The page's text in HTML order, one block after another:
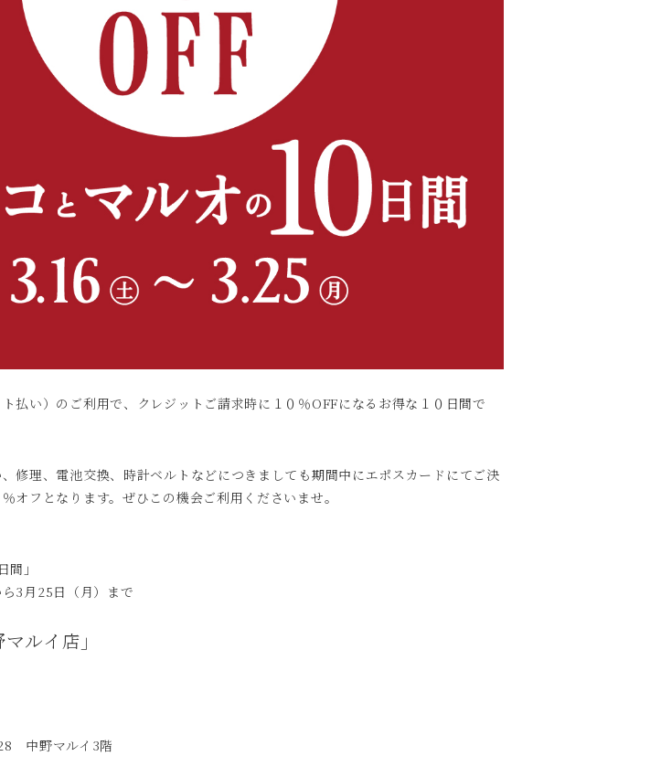
払い）のご利用で、クレジットご請求時に１０％OFFになるお得な１０日間で
修理、電池交換、時計ベルトなどにつきましても期間中にエポスカードにてご決
オフとなります。ぜひこの機会ご利用くださいませ。
間」
3月25日（月）まで
ルイ店」
中野マルイ3階